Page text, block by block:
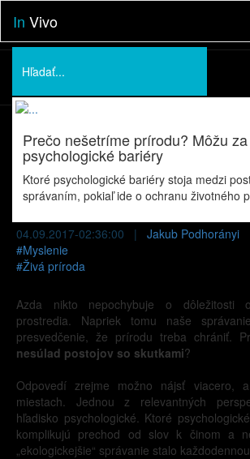
In Vivo
O nás
Prednášky
Prečo nešetríme prírodu? Môžu
psychologické bariéry
Ktoré psychologické bariéry stoja medzi
správaním, pokiaľ ide o ochranu životného
04.09.2017-02:36:00 | Jakub Podhorányi
#Myslenie
#Živá príroda
Azda nikto nepochybuje o dôležitosti
prostredia. Napriek tomu naše
presvedčenie, že prírodu treba chrániť.
nesúlad postojov so skutkami?
Odpovedí zrejme možno nájsť viacero,
miestach. Jednou z relevantných
hľadisko psychologické. Ktoré
komplikujú prechod od slov k činom a
„ekologickejšie“ správanie stalo